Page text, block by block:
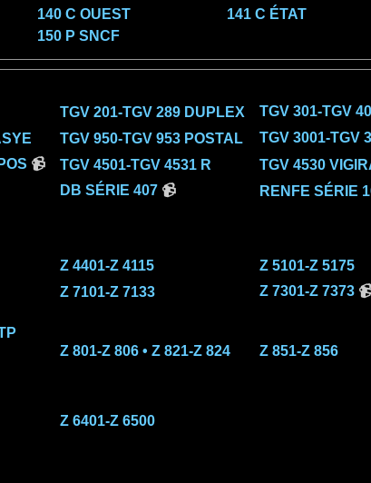
140 C OUEST 141 C ÉTAT
150 P SNCF
TGV 201-TGV 289 DUPLEX TGV 301-TGV
TGV 950-TGV 953 POSTAL TGV 3001-TGV
📹 TGV 4501-TGV 4531 R TGV 4530
DB SÉRIE 407📹 RENFE SÉRIE
Z 4401-Z 4115 Z 5101-Z 5175
Z 7101-Z 7133 Z 7301-Z 7373
Z 801-Z 806 • Z 821-Z 824 Z 851-Z 856
Z 6401-Z 6500